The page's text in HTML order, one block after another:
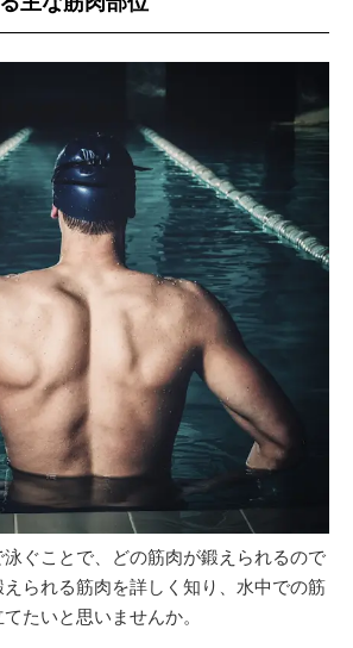
ぐことで、どの筋肉が鍛えられるので
られる筋肉を詳しく知り、水中での筋
たいと思いませんか。